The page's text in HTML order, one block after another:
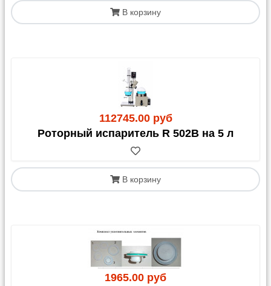
В корзину
112745.00 руб
Роторный испаритель R 502В на 5 л
В корзину
1965.00 руб